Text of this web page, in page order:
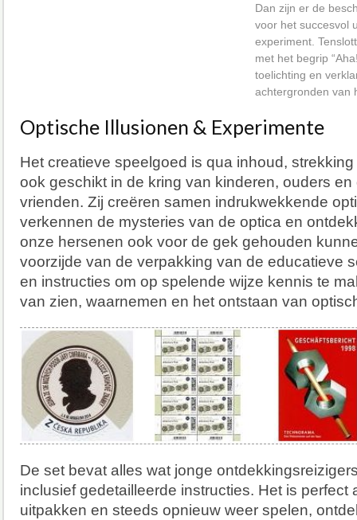
Dan zijn er de
voor het succesvol
experiment.
met het begrip
toelichting en
achtergronden van
Optische Illusionen & Experimente
Het creatieve speelgoed is qua inhoud,
ook geschikt in de kring van kinderen, ouders
vrienden. Zij creëren samen indrukwekkende
verkennen de mysteries van de optica en
onze hersenen ook voor de gek gehouden
voorzijde van de verpakking van de educatieve
en instructies om op spelende wijze kennis te
van zien, waarnemen en het ontstaan van
De set bevat alles wat jonge
inclusief gedetailleerde instructies. Het is perfect
uitpakken en steeds opnieuw weer spelen,